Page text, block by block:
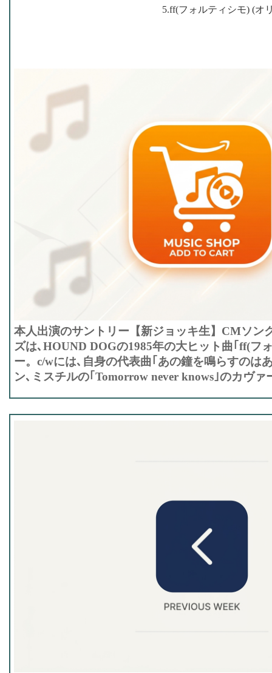
5.ff(フォルティシモ) (オ
本人出演のサントリー【新ジョッキ生】CMソン
ズは､HOUND DOGの1985年の大ヒット曲｢ff(フ
ー。c/wには､自身の代表曲｢あの鐘を鳴らすのは
ン､ミスチルの｢Tomorrow never knows｣のカヴァ